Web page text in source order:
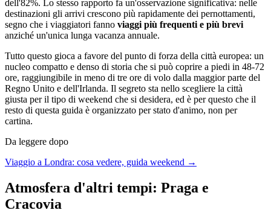
dell'82%. Lo stesso rapporto fa un'osservazione significativa: nelle
destinazioni gli arrivi crescono più rapidamente dei pernottamenti,
segno che i viaggiatori fanno viaggi più frequenti e più brevi
anziché un'unica lunga vacanza annuale.
Tutto questo gioca a favore del punto di forza della città europea: un
nucleo compatto e denso di storia che si può coprire a piedi in 48-72
ore, raggiungibile in meno di tre ore di volo dalla maggior parte del
Regno Unito e dell'Irlanda. Il segreto sta nello scegliere la città
giusta per il tipo di weekend che si desidera, ed è per questo che il
resto di questa guida è organizzato per stato d'animo, non per
cartina.
Da leggere dopo
Viaggio a Londra: cosa vedere, guida weekend →
Atmosfera d'altri tempi: Praga e
Cracovia